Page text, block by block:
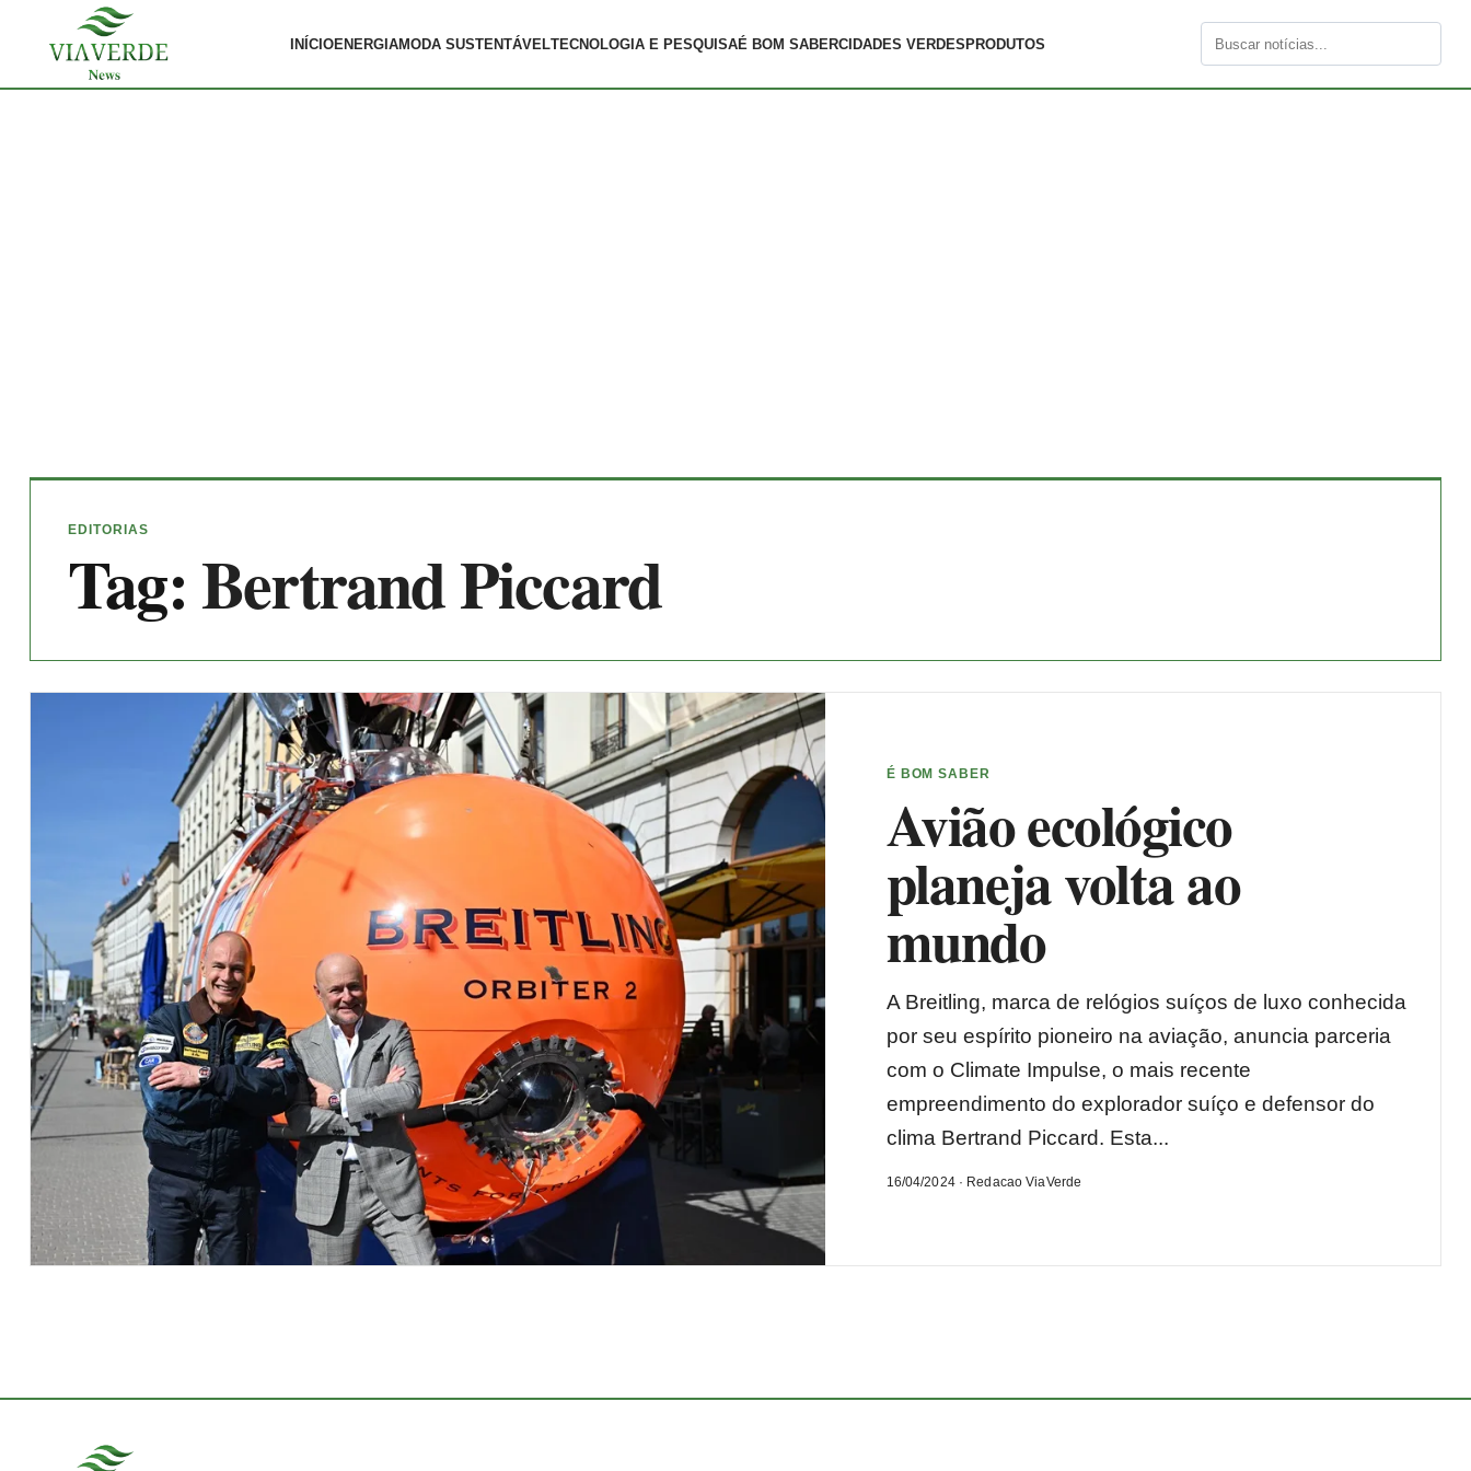
INÍCIOENERGIAMODA SUSTENTÁVELTECNOLOGIA E PESQUISAÉ BOM SABERCIDADES VERDES PRODUTOS
Buscar
EDITORIAS
Tag:Bertrand Piccard
É BOM SABER
Avião ecológico
planeja volta ao
mundo
A Breitling, marca de relógios suíços de luxo conhecida
por seu espírito pioneiro na aviação, anuncia parceria
com o Climate Impulse, o mais recente
empreendimento do explorador suíço e defensor do
clima Bertrand Piccard. Esta...
16/04/2024 · Redacao ViaVerde